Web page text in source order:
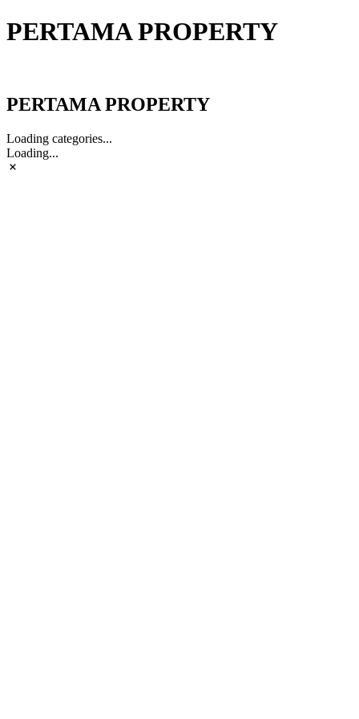
PERTAMA PROPERTY
PERTAMA PROPERTY
Loading categories...
Loading...